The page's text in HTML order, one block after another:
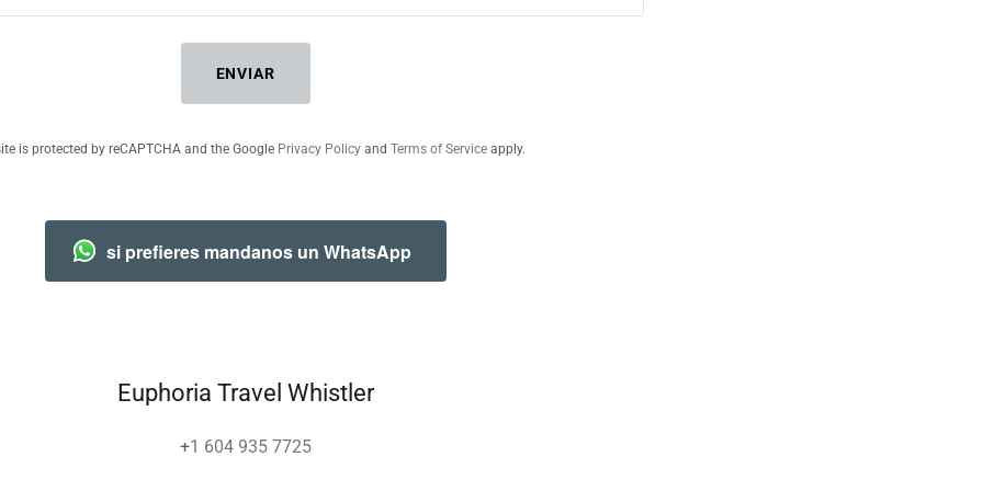
ENVIAR
is protected by reCAPTCHA and the Google Privacy Policyand Terms of Serviceapply.
si prefieres mandanos un WhatsApp
Euphoria Travel Whistler
+1 604 935 7725